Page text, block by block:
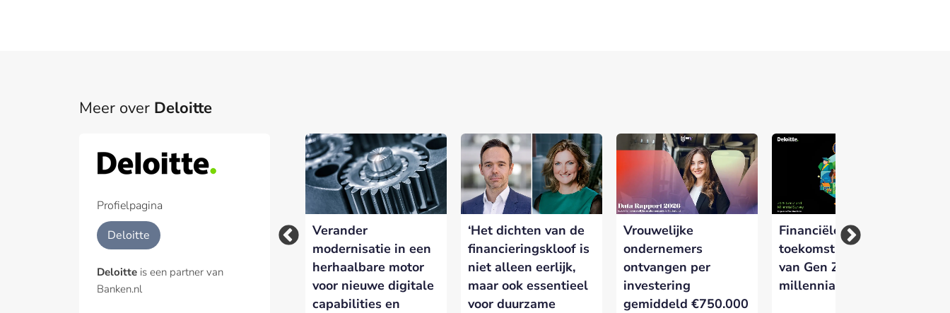
Meer over Deloitte
Profielpagina
Deloitte
Deloitte is een partner van
Banken.nl
enabled assets en IP
die hoge waarde en
Deloitte Nederland
en Illumio slaan
handen ineen voor
Verander
modernisatie in een
herhaalbare motor
voor nieuwe digitale
capabilities en
‘Het dichten van de
financieringskloof is
niet alleen eerlijk,
maar ook essentieel
voor duurzame
Vrouwelijke
ondernemers
ontvangen per
investering
gemiddeld €750.000
Financiële druk remt
toekomstplannen
van Gen Z en
millennials